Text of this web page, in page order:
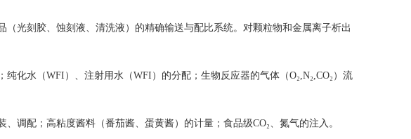
光刻胶、蚀刻液、清洗液）的精确输送与配比系统。对颗粒物和金属离子析出
水（WFI）、注射用水（WFI）的分配；生物反应器的气体（O₂,N₂,CO₂）流
配；高粘度酱料（番茄酱、蛋黄酱）的计量；食品级CO₂、氮气的注入。